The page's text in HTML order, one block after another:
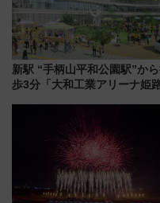
新駅 “手柄山平和公園駅”か
歩3分「大和工業アリーナ姫
大相撲巡業など 豪華イベント